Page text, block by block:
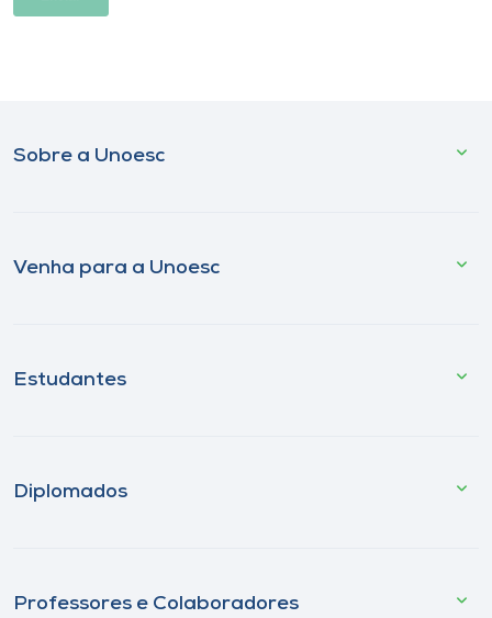
Sobre a Unoesc
Venha para a Unoesc
Estudantes
Diplomados
Professores e Colaboradores